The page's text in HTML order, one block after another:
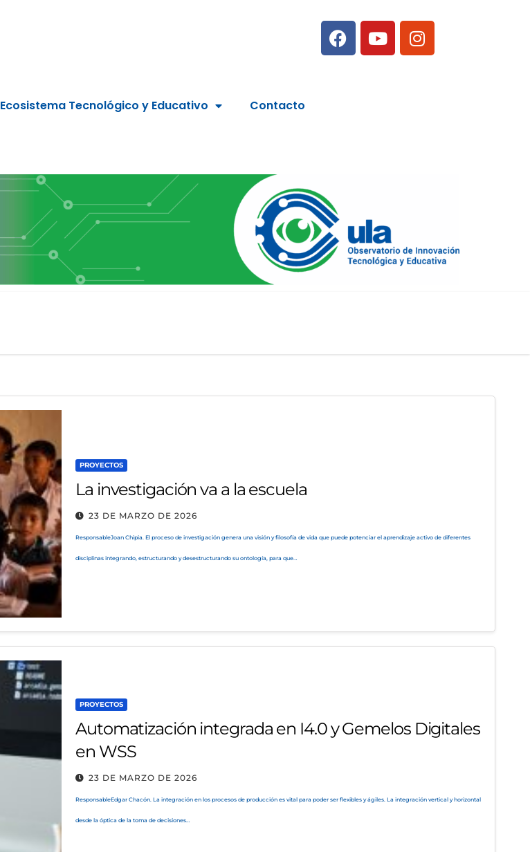
Ecosistema Tecnológico y Educativo
Contacto
PROYECTOS
La investigación va a la escuela
23 DE MARZO DE 2026
ResponsableJoan Chipia. El proceso de investigación genera una visión y filosofía de vida que puede potenciar el aprendizaje activo de diferentes
disciplinas integrando, estructurando y desestructurando su ontología, para que…
PROYECTOS
Automatización integrada en I4.0 y Gemelos Digitales
en WSS
23 DE MARZO DE 2026
ResponsableEdgar Chacón. La integración en los procesos de producción es vital para poder ser flexibles y ágiles. La integración vertical y horizontal
desde la óptica de la toma de decisiones…